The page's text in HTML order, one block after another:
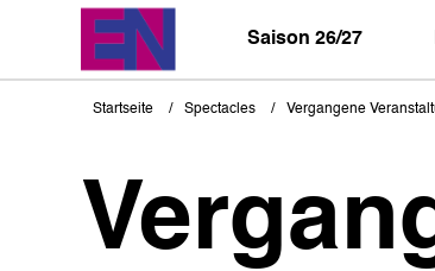
Saison 26/27
Pfadnavigation
Startseite Spectacles Vergangene